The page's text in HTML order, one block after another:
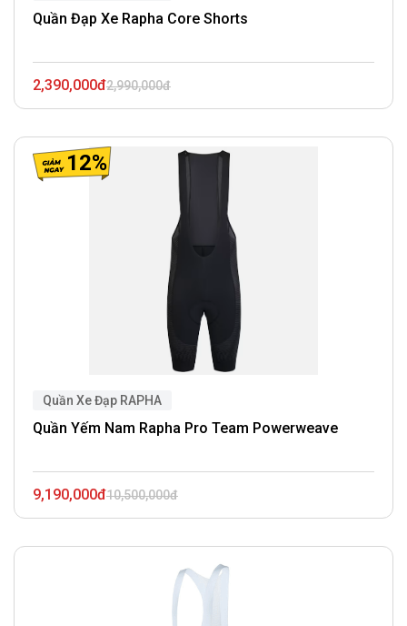
Quần Đạp Xe Rapha Core Shorts
2,390,000đ2,990,000đ
12%
Quần Xe Đạp RAPHA
Quần Yếm Nam Rapha Pro Team Powerweave
9,190,000đ10,500,000đ